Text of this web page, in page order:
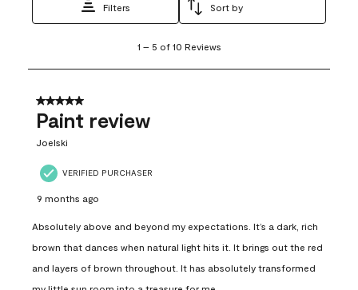
Filters Sort by
5
10
Reviews
1 – 5 of 10 Reviews
5 out of 5 stars.
Paint review
Joelski
VERIFIED PURCHASER
9 months ago
Absolutely above and beyond my expectations. It’s a dark, rich
brown that dances when natural light hits it. It brings out the red
and layers of brown throughout. It has absolutely transformed